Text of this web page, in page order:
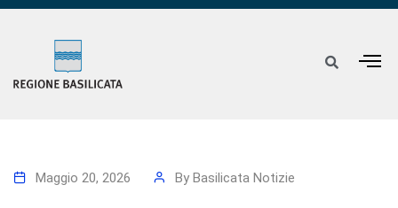
Maggio 20, 2026 By Basilicata Notizie